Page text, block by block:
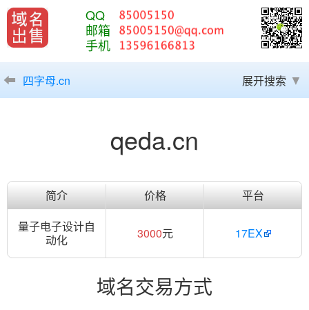
QQ
邮箱
手机
四字母.cn 展开搜索
qeda.cn
简介 价格
平台
量子电子设计自
动化
3000元 17EX
域名交易方式